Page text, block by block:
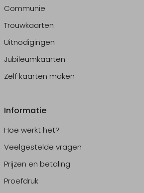
Communie
Trouwkaarten
Uitnodigingen
Jubileumkaarten
Zelf kaarten maken
Informatie
Hoe werkt het?
Veelgestelde vragen
Prijzen en betaling
Proefdruk